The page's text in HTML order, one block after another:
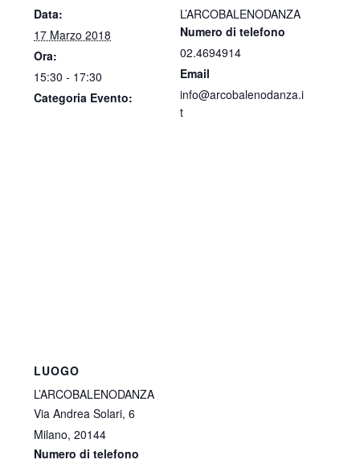
Data:
17 Marzo 2018
Ora:
15:30 - 17:30
Categoria Evento:
L’ARCOBALENODANZA
Numero di telefono
02.4694914
Email
info@arcobalenodanza.i
t
LUOGO
L’ARCOBALENODANZA
Via Andrea Solari, 6
Milano, 20144
Numero di telefono